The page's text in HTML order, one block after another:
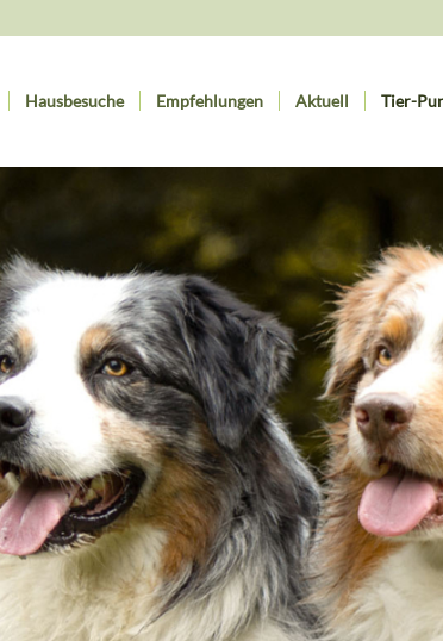
Hausbesuche Empfehlungen Aktuell Tier-